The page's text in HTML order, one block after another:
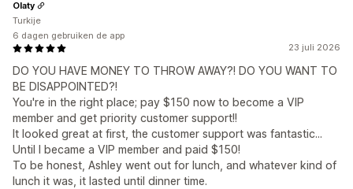
23 juli 2026
DO YOU HAVE MONEY TO THROW AWAY?! DO YOU WANT TO
BE DISAPPOINTED?!
You're in the right place; pay $150 now to become a VIP
member and get priority customer support!!
It looked great at first, the customer support was fantastic...
Until I became a VIP member and paid $150!
To be honest, Ashley went out for lunch, and whatever kind of
lunch it was, it lasted until dinner time.
Olaty
Turkije
6 dagen gebruiken de app